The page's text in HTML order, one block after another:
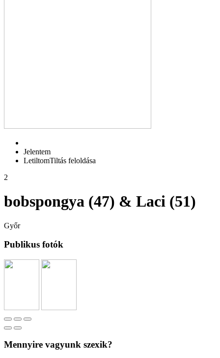
Jelentem
LetiltomTiltás feloldása
2
bobspongya (47) & Laci (51)
Győr
Publikus fotók
Mennyire vagyunk szexik?